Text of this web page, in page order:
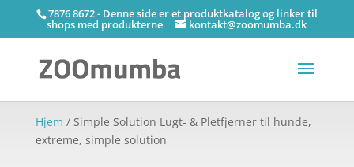
7876 8672 - Denne side er et produktkatalog og linker til
shops med produkterne kontakt@zoomumba.dk
Hjem / Simple Solution Lugt- & Pletfjerner til hunde,
extreme, simple solution